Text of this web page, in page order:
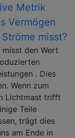
Metrik
Vermögen
misst?
den Wert
. Dies
Wenn zum
Lichtmast trifft
Teile
trägt dies
am Ende in